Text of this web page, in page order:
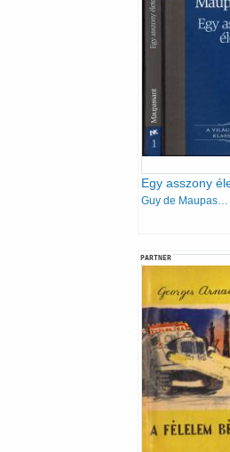
Guy de Maupassant
PARTNER